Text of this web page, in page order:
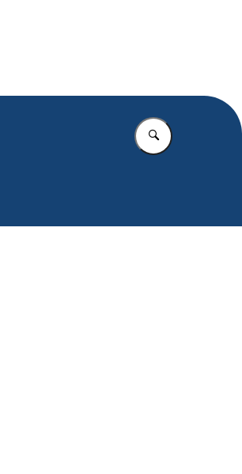
Vul in wat u